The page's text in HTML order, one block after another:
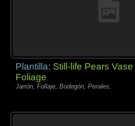
Plantilla: Still-life Pears Vase
Foliage
Jarrón, Follaje, Bodegón, Perales,